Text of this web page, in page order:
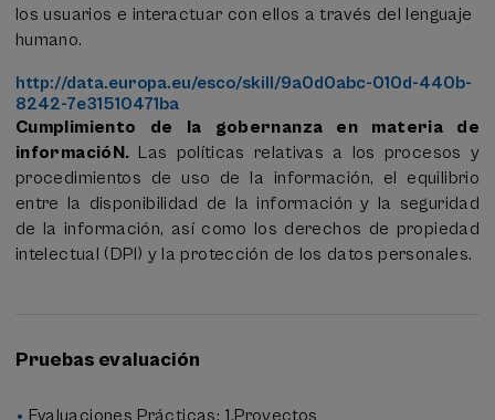
los usuarios e interactuar con ellos a través del lenguaje
humano.
http://data.europa.eu/esco/skill/9a0d0abc-010d-440b-
8242-7e31510471ba
Cumplimiento de la gobernanza en materia de
informacióN. Las políticas relativas a los procesos y
procedimientos de uso de la información, el equilibrio
entre la disponibilidad de la información y la seguridad
de la información, así como los derechos de propiedad
intelectual (DPI) y la protección de los datos personales.
Pruebas evaluación
Evaluaciones Prácticas: 1.Proyectos